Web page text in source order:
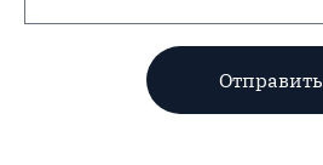
Отправить